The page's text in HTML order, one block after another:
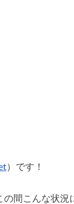
）です！
間こんな状況